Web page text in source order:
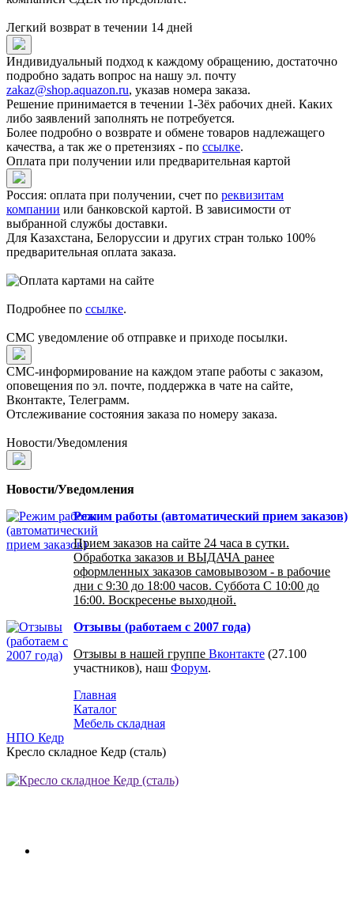
Легкий возврат в течении 14 дней
Индивидуальный подход к каждому обращению, достаточно
подробно задать вопрос на нашу эл. почту
zakaz@shop.aquazon.ru, указав номера заказа.
Решение принимается в течении 1-3ёх рабочих дней. Каких
либо заявлений заполнять не потребуется.
Более подробно о возврате и обмене товаров надлежащего
качества, а так же о претензиях - по ссылке.
Оплата при получении или предварительная картой
Россия: оплата при получении, счет по реквизитам
компании или банковской картой. В зависимости от
выбранной службы доставки.
Для Казахстана, Белоруссии и других стран только 100%
предварительная оплата заказа.
Подробнее по ссылке.
СМС уведомление об отправке и приходе посылки.
СМС-информирование на каждом этапе работы с заказом,
оповещения по эл. почте, поддержка в чате на сайте,
Вконтакте, Телеграмм.
Отслеживание состояния заказа по номеру заказа.
Новости/Уведомления
Новости/Уведомления
Режим работы (автоматический прием заказов)
Прием заказов на сайте 24 часа в сутки.
Обработка заказов и ВЫДАЧА ранее
оформленных заказов самовывозом - в рабочие
дни с 9:30 до 18:00 часов. Суббота С 10:00 до
16:00. Воскресенье выходной.
Отзывы (работаем с 2007 года)
Отзывы в нашей группе Вконтакте (27.100
участников), наш Форум.
Главная
Каталог
Мебель складная
НПО Кедр
Кресло складное Кедр (сталь)